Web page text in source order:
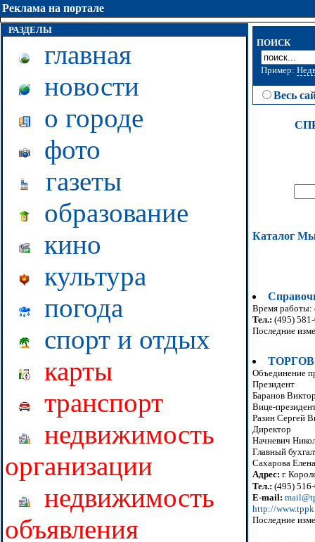
Реклама на портале
РАЗДЕЛЫ
главная
новости
о городе
фото
газеты
образование
кино
культура
погода
спорт и отдых
карты
транспорт
недвижимость
организации
недвижимость
объявления
ПОИСК
Пример:
Весь
Каталог
Время работы:
Тел.: (495)
Последние
Объединение
Президент
Баранов
Вице-
Разин Сергей
Директор
Начневич
Главный
Сахарова
Адрес: г.
Тел.: (495)
E-mail:
http://
Последние